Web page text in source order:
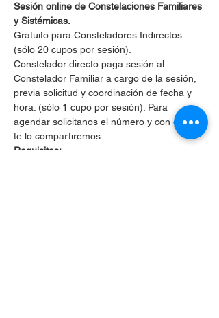
Sesión online de Constelaciones Familiares
y Sistémicas.
Gratuito para Consteladores Indirectos
(sólo 20 cupos por sesión).
Constelador directo paga sesión al
Constelador Familiar a cargo de la sesión,
previa solicitud y coordinación de fecha y
hora. (sólo 1 cupo por sesión). Para
agendar solicitanos el número y con gusto
te lo compartiremos.
Requisitos: